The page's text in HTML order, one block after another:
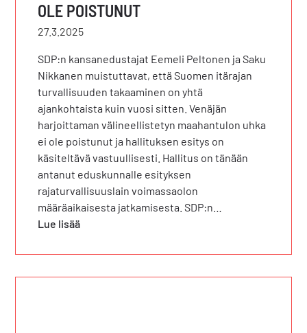
OLE POISTUNUT
27.3.2025
SDP:n kansanedustajat Eemeli Peltonen ja Saku
Nikkanen muistuttavat, että Suomen itärajan
turvallisuuden takaaminen on yhtä
ajankohtaista kuin vuosi sitten. Venäjän
harjoittaman välineellistetyn maahantulon uhka
ei ole poistunut ja hallituksen esitys on
käsiteltävä vastuullisesti. Hallitus on tänään
antanut eduskunnalle esityksen
rajaturvallisuuslain voimassaolon
määräaikaisesta jatkamisesta. SDP:n…
Lue lisää